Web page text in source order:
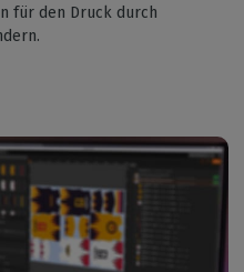
für den Druck durch